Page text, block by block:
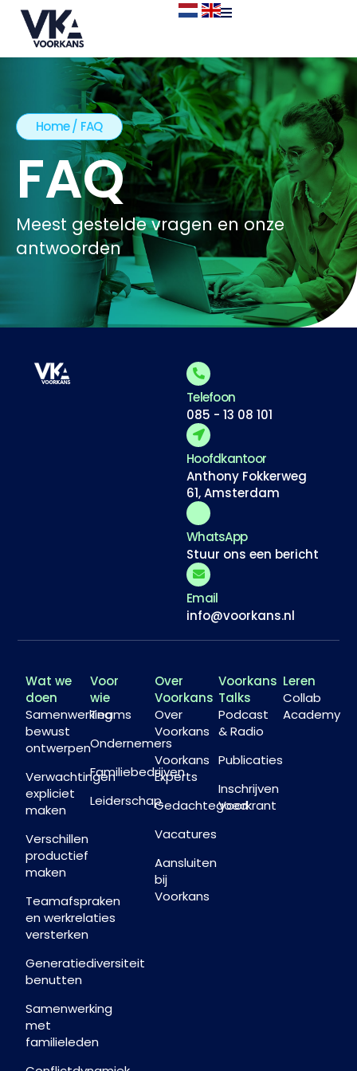
Home/ FAQ
FAQ
Meest gestelde vragen en onze
antwoorden
Telefoon
085 - 13 08 101
Hoofdkantoor
Anthony Fokkerweg
61, Amsterdam
WhatsApp
Stuur ons een bericht
Email
info@voorkans.nl
Wat we
doen
Samenwerking
bewust
ontwerpen
Verwachtingen
expliciet
maken
Verschillen
productief
maken
Teamafspraken
en werkrelaties
versterken
Generatiediversiteit
benutten
Samenwerking
met
familieleden
Voor
wie
Teams
Ondernemers
Familiebedrijven
Leiderschap
Over
Voorkans
Over
Voorkans
Voorkans
Experts
Gedachtegoed
Vacatures
Aansluiten
bij
Voorkans
Voorkans
Talks
Podcast
& Radio
Publicaties
Inschrijven
Voorkrant
Leren
Collab
Academy